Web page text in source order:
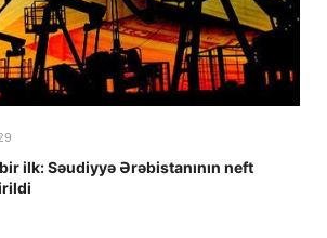
ilk: Səudiyyə Ərəbistanının neft